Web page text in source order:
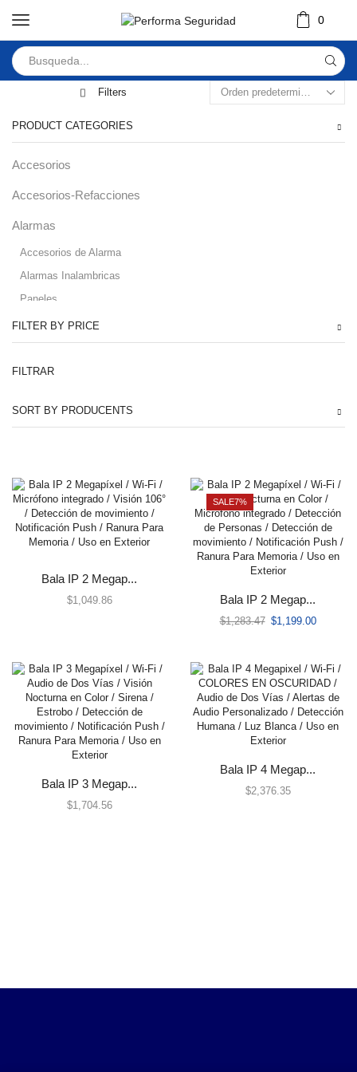
0
Filters
PRODUCT CATEGORIES
Accesorios
Accesorios-Refacciones
Alarmas
Accesorios de Alarma
Alarmas Inalambricas
Paneles
Audio
Accesorios
Estaciones de Jalón
Sirenas y Estrobos
Automatización - Casa Inteligente
Lutron
Lutron Caseta Wireless
Termostatos
Cables
Todos
Centrales de Monitoreo
Centrales de Monitoreo de Alarmas
Comunicadores
Cercas Eléctricas
Activos
FILTER BY PRICE
FILTRAR
SORT BY PRODUCENTS
Bala IP 2 Megap...
$1,049.86
SALE7%
Bala IP 2 Megap...
$1,283.47 $1,199.00
Bala IP 3 Megap...
$1,704.56
Bala IP 4 Megap...
$2,376.35